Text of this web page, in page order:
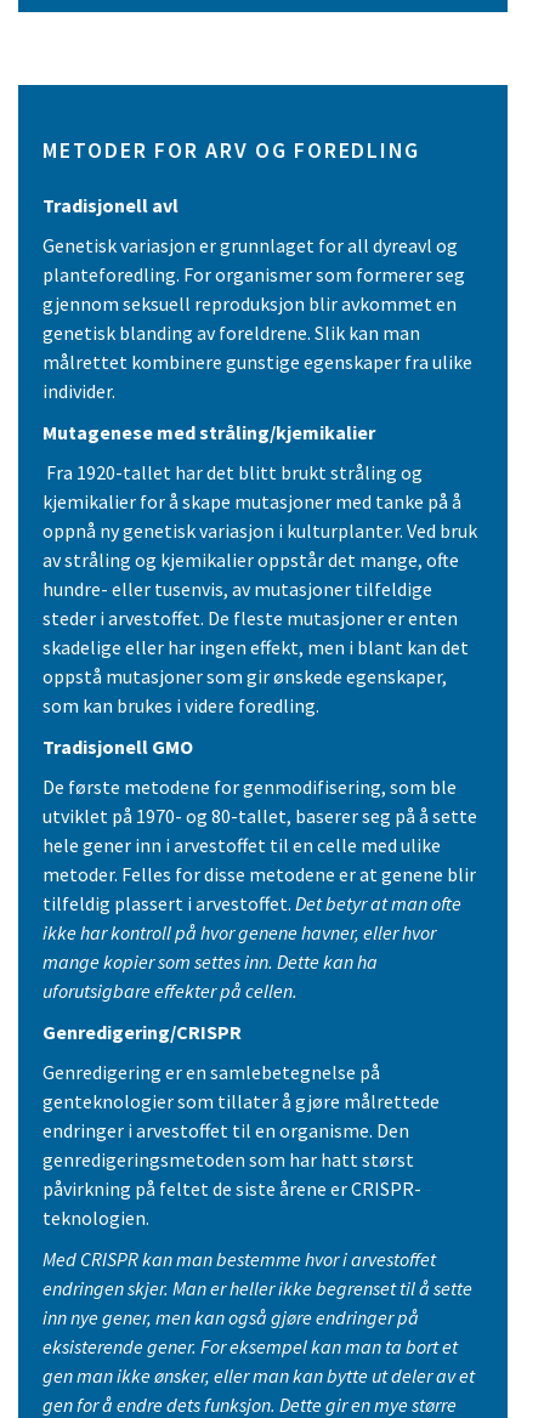
METODER FOR ARV OG FOREDLING
Tradisjonell avl
Genetisk variasjon er grunnlaget for all dyreavl og
planteforedling. For organismer som formerer seg
gjennom seksuell reproduksjon blir avkommet en
genetisk blanding av foreldrene. Slik kan man
målrettet kombinere gunstige egenskaper fra ulike
individer.
Mutagenese med stråling/kjemikalier
Fra 1920-tallet har det blitt brukt stråling og
kjemikalier for å skape mutasjoner med tanke på å
oppnå ny genetisk variasjon i kulturplanter. Ved bruk
av stråling og kjemikalier oppstår det mange, ofte
hundre- eller tusenvis, av mutasjoner tilfeldige
steder i arvestoffet. De fleste mutasjoner er enten
skadelige eller har ingen effekt, men i blant kan det
oppstå mutasjoner som gir ønskede egenskaper,
som kan brukes i videre foredling.
Tradisjonell GMO
De første metodene for genmodifisering, som ble
utviklet på 1970- og 80-tallet, baserer seg på å sette
hele gener inn i arvestoffet til en celle med ulike
metoder. Felles for disse metodene er at genene blir
tilfeldig plassert i arvestoffet. Det betyr at man ofte
ikke har kontroll på hvor genene havner, eller hvor
mange kopier som settes inn. Dette kan ha
uforutsigbare effekter på cellen.
Genredigering/CRISPR
Genredigering er en samlebetegnelse på
genteknologier som tillater å gjøre målrettede
endringer i arvestoffet til en organisme. Den
genredigeringsmetoden som har hatt størst
påvirkning på feltet de siste årene er CRISPR-
teknologien.
Med CRISPR kan man bestemme hvor i arvestoffet
endringen skjer. Man er heller ikke begrenset til å sette
inn nye gener, men kan også gjøre endringer på
eksisterende gener. For eksempel kan man ta bort et
gen man ikke ønsker, eller man kan bytte ut deler av et
gen for å endre dets funksjon. Dette gir en mye større